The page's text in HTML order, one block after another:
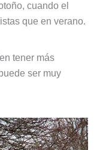
cuando el
que en verano.
tener más
ser muy